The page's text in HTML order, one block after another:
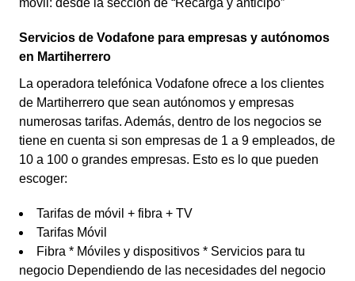
móvil: desde la sección de “Recarga y anticipo”
Servicios de Vodafone para empresas y autónomos
en Martiherrero
La operadora telefónica Vodafone ofrece a los clientes
de Martiherrero que sean autónomos y empresas
numerosas tarifas. Además, dentro de los negocios se
tiene en cuenta si son empresas de 1 a 9 empleados, de
10 a 100 o grandes empresas. Esto es lo que pueden
escoger:
Tarifas de móvil + fibra + TV
Tarifas Móvil
Fibra * Móviles y dispositivos * Servicios para tu
negocio Dependiendo de las necesidades del negocio